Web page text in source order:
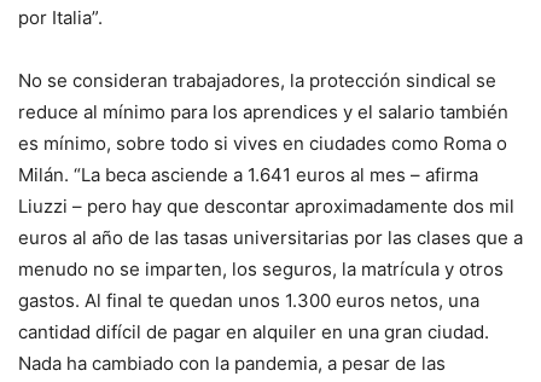
por Italia”.
No se consideran trabajadores, la protección sindical se
reduce al mínimo para los aprendices y el salario también
es mínimo, sobre todo si vives en ciudades como Roma o
Milán. “La beca asciende a 1.641 euros al mes – afirma
Liuzzi – pero hay que descontar aproximadamente dos mil
euros al año de las tasas universitarias por las clases que a
menudo no se imparten, los seguros, la matrícula y otros
gastos. Al final te quedan unos 1.300 euros netos, una
cantidad difícil de pagar en alquiler en una gran ciudad.
Nada ha cambiado con la pandemia, a pesar de las